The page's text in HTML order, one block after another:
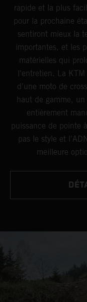
rapide et la plus
pour la prochaine
sentiront mieux la
importantes, et les
matérielles qui
l'entretien. La
d'une moto de
haut de gamme,
entièrement
puissance de pointe
pas le style et
meilleure